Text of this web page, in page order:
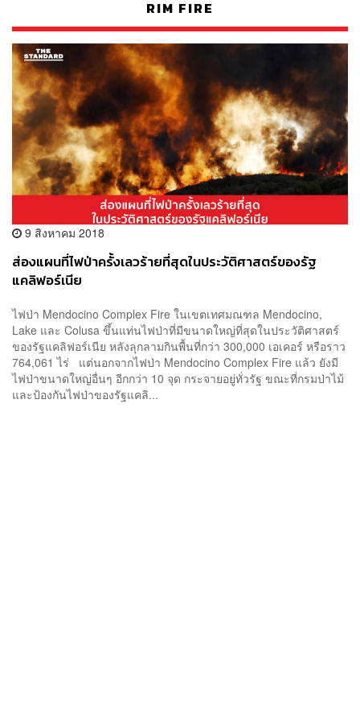
RIM FIRE
9 สิงหาคม 2018
ส่องแผนที่ไฟป่าครั้งเลวร้ายที่สุดในประวัติศาสตร์ของรัฐ
แคลิฟอร์เนีย
ไฟป่า Mendocino Complex Fire ในเขตเทศมณฑล Mendocino,
Lake และ Colusa ขึ้นแท่นไฟป่าที่มีขนาดใหญ่ที่สุดในประวัติศาสตร์
ของรัฐแคลิฟอร์เนีย หลังลุกลามกินพื้นที่กว่า 300,000 เอเคอร์ หรือราว
764,061 ไร่ แต่นอกจากไฟป่า Mendocino Complex Fire แล้ว ยังมี
ไฟป่าขนาดใหญ่อื่นๆ อีกกว่า 10 จุด กระจายอยู่ทั่วรัฐ ขณะที่กรมป่าไม้
และป้องกันไฟป่าของรัฐแคลิ...